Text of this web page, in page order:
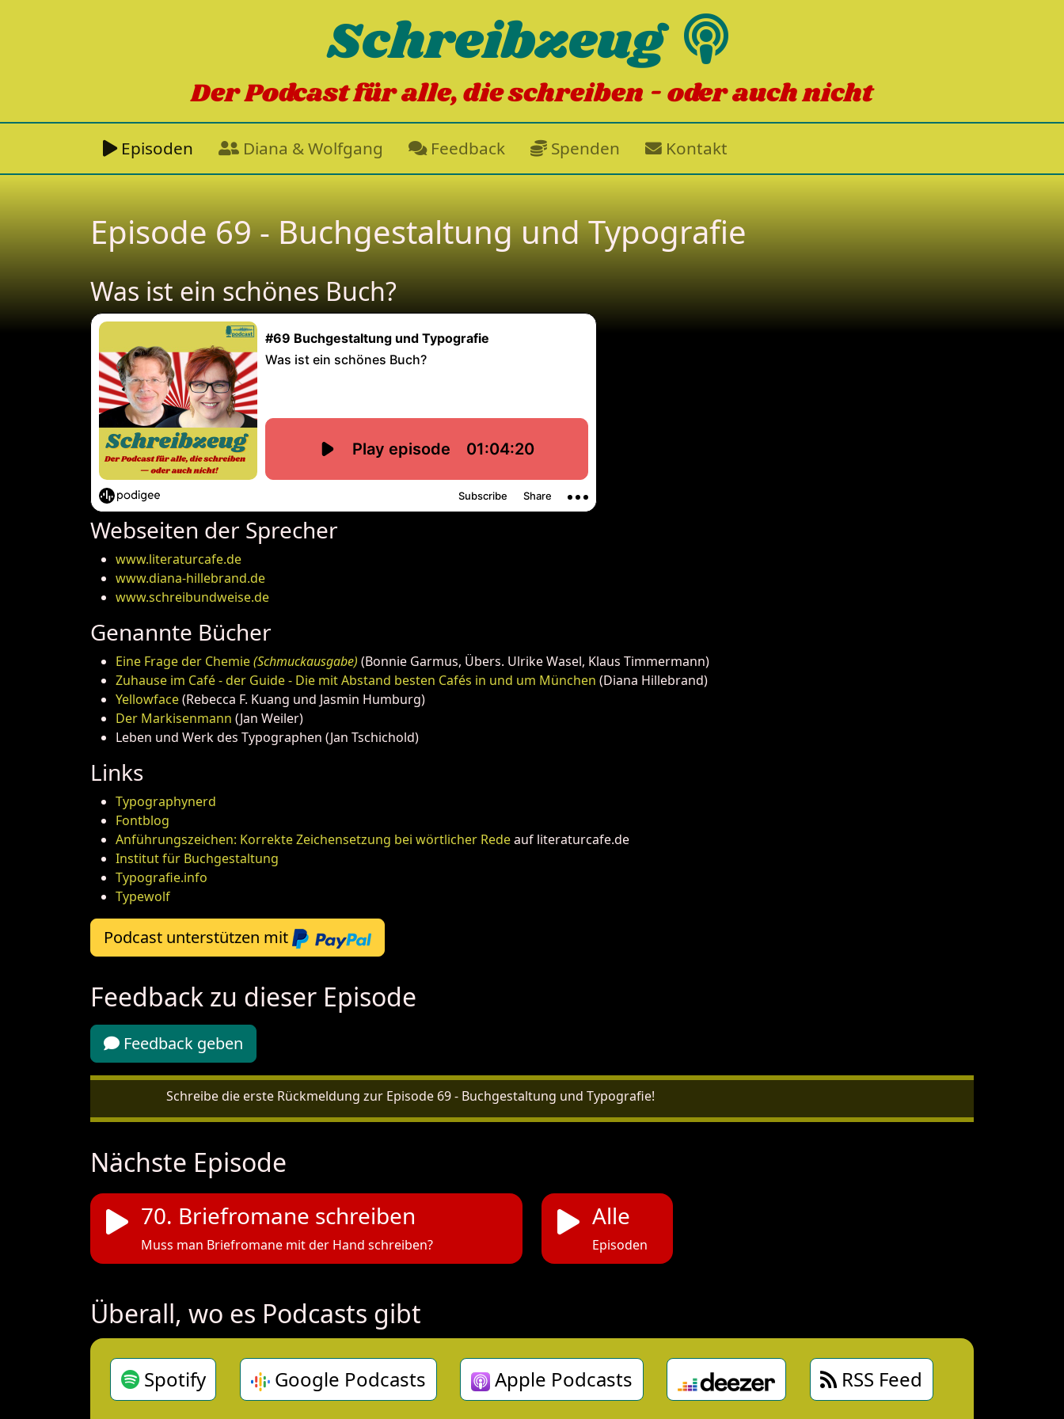
Schreibzeug
Der Podcast für alle, die schreiben - oder auch nicht
Episoden Diana & Wolfgang Feedback Spenden Kontakt
Episode 69 - Buchgestaltung und Typografie
Was ist ein schönes Buch?
Webseiten der Sprecher
www.literaturcafe.de
www.diana-hillebrand.de
www.schreibundweise.de
Genannte Bücher
Eine Frage der Chemie(Schmuckausgabe) (Bonnie Garmus, Übers. Ulrike Wasel, Klaus Timmermann)
Zuhause im Café - der Guide - Die mit Abstand besten Cafés in und um München (Diana Hillebrand)
Yellowface(Rebecca F. Kuang und Jasmin Humburg)
Der Markisenmann (Jan Weiler)
Leben und Werk des Typographen (Jan Tschichold)
Links
Typographynerd
Fontblog
Anführungszeichen: Korrekte Zeichensetzung bei wörtlicher Redeauf literaturcafe.de
Institut für Buchgestaltung
Typografie.info
Typewolf
Podcast unterstützen mit
Feedback zu dieser Episode
Feedback geben
Schreibe die erste Rückmeldung zur Episode 69 - Buchgestaltung und Typografie!
Nächste Episode
70. Briefromane schreiben
Muss man Briefromane mit der Hand schreiben?
Alle
Episoden
Überall, wo es Podcasts gibt
Spotify Google Podcasts Apple Podcasts RSS Feed